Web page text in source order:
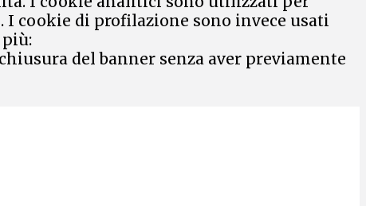
cookie di profilazione sono invece usati
del banner senza aver previamente